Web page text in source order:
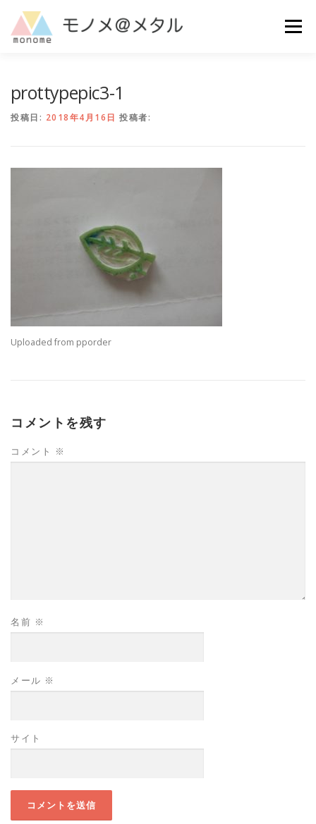
メニュー
prottypepic3-1
投稿日: 2018年4月16日 投稿者:
Uploaded from pporder
コメントを残す
コメント ※
名前 ※
メール ※
サイト